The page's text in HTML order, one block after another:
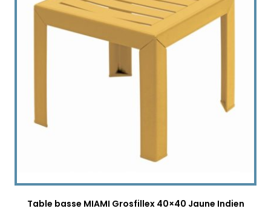
Table basse MIAMI Grosfillex 40×40 Jaune Indien